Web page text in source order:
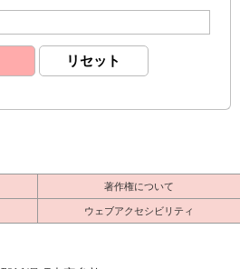
著作権について
ウェブアクセシビリティ